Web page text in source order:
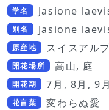
学名 Jasione
別名 Jasione
原産地 スイスアル
開花場所 高山, 庭
開花期 7月, 8月, 9月
花言葉 変わらぬ愛